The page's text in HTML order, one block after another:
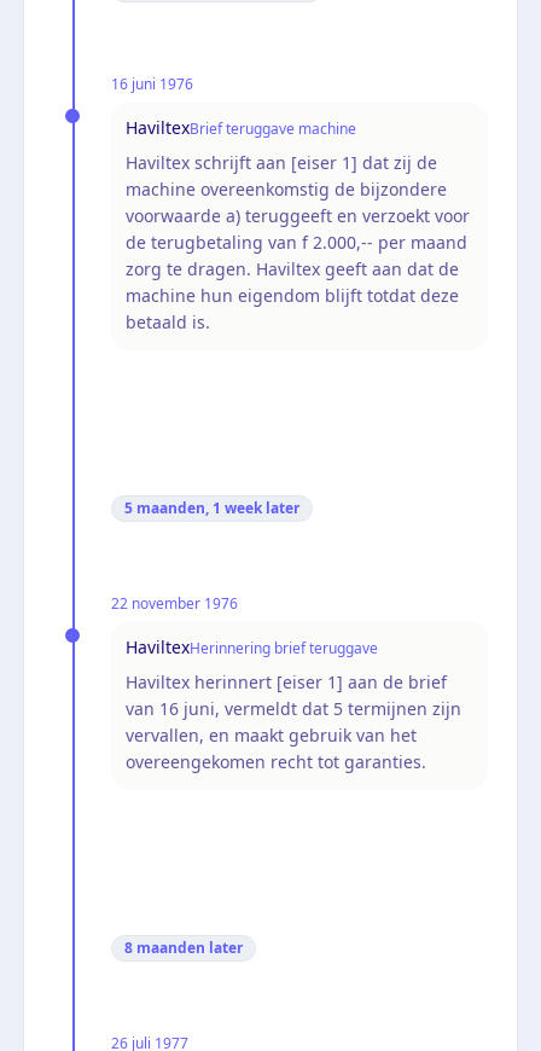
16 juni 1976
HaviltexBrief teruggave machine
Haviltex schrijft aan [eiser 1] dat zij de
machine overeenkomstig de bijzondere
voorwaarde a) teruggeeft en verzoekt voor
de terugbetaling van f 2.000,-- per maand
zorg te dragen. Haviltex geeft aan dat de
machine hun eigendom blijft totdat deze
betaald is.
5 maanden, 1 week later
22 november 1976
HaviltexHerinnering brief teruggave
Haviltex herinnert [eiser 1] aan de brief
van 16 juni, vermeldt dat 5 termijnen zijn
vervallen, en maakt gebruik van het
overeengekomen recht tot garanties.
8 maanden later
26 juli 1977